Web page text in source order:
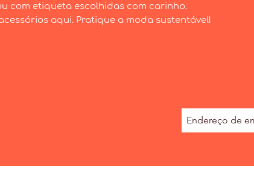
com etiqueta escolhidas com carinho.
aqui. Pratique a moda sustentável!